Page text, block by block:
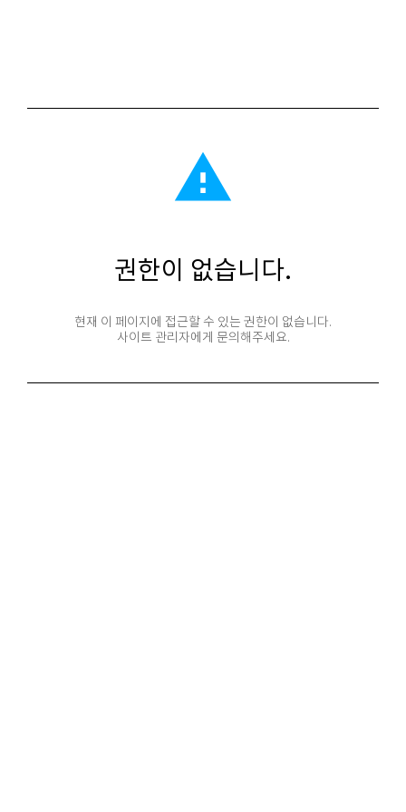
report_problem
권한이 없습니다.
현재 이 페이지에 접근할 수 있는 권한이 없습니다.
사이트 관리자에게 문의해주세요.